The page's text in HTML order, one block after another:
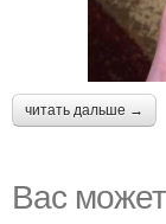
читать дальше →
Вас